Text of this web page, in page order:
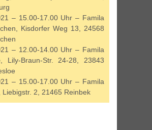
– 15.00-17.00 Uhr – Famila
Kisdorfer Weg 13, 24568
– 12.00-14.00 Uhr – Famila
Lily-Braun-Str. 24-28, 23843
– 15.00-17.00 Uhr – Famila
Liebigstr. 2, 21465 Reinbek